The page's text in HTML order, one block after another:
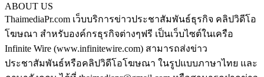
ABOUT US
ThaimediaPr.com เว็บบริการข่าวประชาสัมพันธ์ธุรกิจ คลิปวิดีโอ
โฆษณา สำหรับองค์กรธุรกิจต่างๆฟรี เป็นเว็บไซต์ในเครือ
Infinite Wire (www.infinitewire.com) สามารถส่งข่าว
ประชาสัมพันธ์หรือคลิปวิดีโอโฆษณา ในรูปแบบภาษาไทย และ